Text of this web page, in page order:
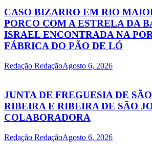
CASO BIZARRO EM RIO
PORCO COM A ESTRELA DA
ISRAEL ENCONTRADA NA
FÁBRICA DO PÃO DE LÓ
Redação RedaçãoAgosto 6, 2026
JUNTA DE FREGUESIA DE
RIBEIRA E RIBEIRA DE SÃO
COLABORADORA
Redação RedaçãoAgosto 6, 2026